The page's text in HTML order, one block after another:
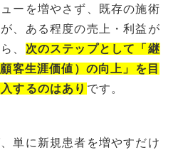
ーを増やさず、既存の施術
、 ある程度の売上・利益 が
、 次のステップとして「継
客生涯価値） の向上」を目
するのはあり です。
単に新規患者を増やすだけ